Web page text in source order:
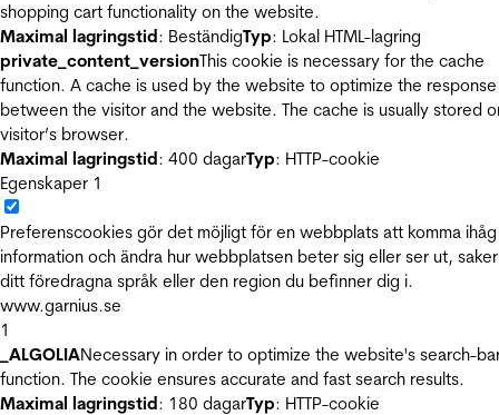
shopping cart functionality on the website.
Maximal lagringstid: BeständigTyp: Lokal HTML-lagring
private_content_versionThis cookie is necessary for the cache
function. A cache is used by the website to optimize the
between the visitor and the website. The cache is usually stored
visitor’s browser.
Maximal lagringstid: 400 dagarTyp: HTTP-cookie
Egenskaper 1
Preferenscookies gör det möjligt för en webbplats att komma ihåg
information och ändra hur webbplatsen beter sig eller ser ut,
ditt föredragna språk eller den region du befinner dig i.
www.garnius.se
1
_ALGOLIANecessary in order to optimize the website's search-
function. The cookie ensures accurate and fast search results.
Maximal lagringstid: 180 dagarTyp: HTTP-cookie